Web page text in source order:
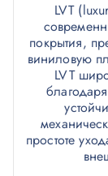
LVT
покрытия,
виниловую
LVT
простоте